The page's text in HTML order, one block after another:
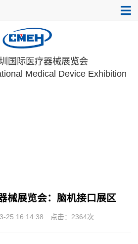
国际医疗器械展览会
Medical Device Exhibition
械展览会：脑机接口展区
25 16:14:38 点击： 2364次